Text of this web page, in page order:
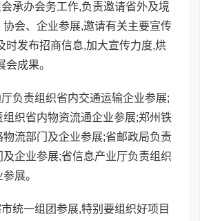
办会务工作,负责邀请省外及境
会、企业参展,邀请有关主要宣传
时发布招商信息,加大宣传力度,烘
成果。
责组织省内交通运输企业参展;
织省内物资流通企业参展;郑州铁
流部门及企业参展;省邮政局负责
企业参展;省信息产业厅负责组织
展。
一组团参展,特别要组织好项目